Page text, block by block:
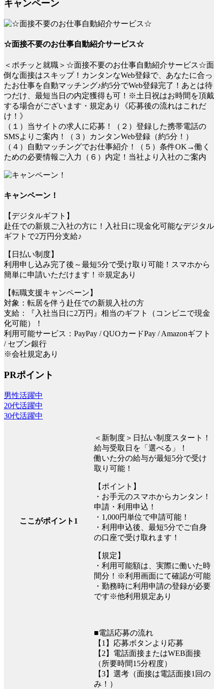
キャンペーン
☆面接不要のお仕事自動紹介サービス☆
＜ポチッと就職＞☆面接不要のお仕事自動紹介サービス☆面
倒な面接はスキップ！カンタンなWeb登録で、あなたに合っ
たお仕事を自動マッチング♪約5分でWeb登録完了！あとは待
つだけ、最短当日の内定獲得も可！※土日祝はお時間を頂戴
する場合がございます・規定あり《応募後の流れはこれだ
け！》
（１）当サイトの求人に応募！（２）登録した携帯電話の
SMSよりご案内！（３）カンタンWeb登録（約5分！）
（４）自動マッチングでお仕事紹介！（５）条件OK→働く
ための必要情報ご入力（６）内定！当社より入社のご案内
キャンペーン！
【デジタルギフト】
赴任での新規ご入社の方に！入社日に現金化可能なデジタル
ギフトで2万円分支給♪
【日払い制度】
利用申し込み完了後～最短5分で受け取り可能！スマホから
簡単に申請いただけます！※規定あり
【転職支援キャンペーン】
対象：転居を伴う赴任での新規入社の方
支給：『入社当日に2万円』相当のギフト（コンビニで現金
化可能）！
利用可能サービス：PayPay / QUOカードPay / Amazonギフト
/ セブン銀行
※会社規定あり
PRポイント
男性活躍中
20代活躍中
30代活躍中
ここがポイント1
＜新制度＞日払い制度スタート！
給与受取日を「選べる」！
働いた分の給与が最短5分で受け
取り可能！
【ポイント】
・お手元のスマホからカンタン！
申請・利用申込！
・1,000円単位で申請可能！
・利用申込後、最短5分でご自身
の口座で受け取れます！
【規定】
・利用可能額は、実際に働いた時
間分！※利用画面にて確認が可能
・勤務時に利用申請の登録が必要
です※他利用規定あり
■電話応募の流れ
【1】応募ボタンより応募
【2】電話面接またはWEB面接
（所要時間15分程度）
【3】選考（面接は電話面接1回の
み！）